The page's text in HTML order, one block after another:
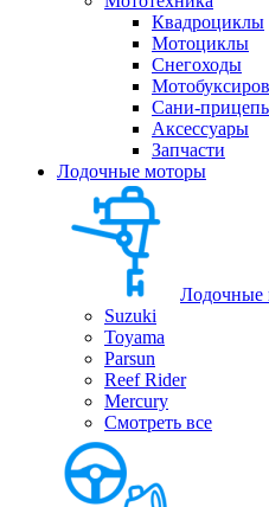
Квадроциклы
Мотоциклы
Снегоходы
Сани-
Аксессуары
Запчасти
Лодочные моторы
Лодочные
Suzuki
Toyama
Parsun
Reef Rider
Mercury
Смотреть все